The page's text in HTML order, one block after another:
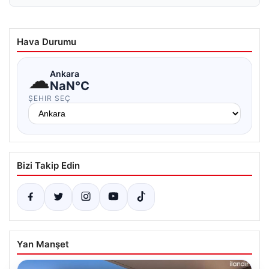
Hava Durumu
☁Ankara
NaN°C
ŞEHIR SEÇ
Bizi Takip Edin
Yan Manşet